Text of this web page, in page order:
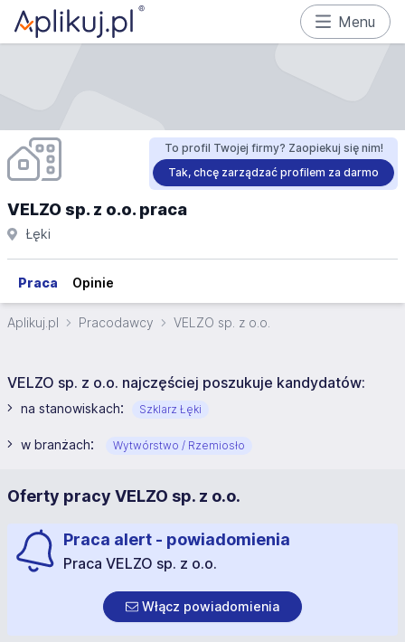
Menu
To profil Twojej firmy? Zaopiekuj się nim!
Tak, chcę zarządzać profilem za darmo
VELZO sp. z o.o. praca
Łęki
Praca Opinie
Aplikuj.pl Pracodawcy VELZO sp. z o.o.
VELZO sp. z o.o. najczęściej poszukuje kandydatów:
na stanowiskach: Szklarz Łęki
w branżach: Wytwórstwo / Rzemiosło
Oferty pracy VELZO sp. z o.o.
Praca alert - powiadomienia
Praca VELZO sp. z o.o.
Włącz powiadomienia